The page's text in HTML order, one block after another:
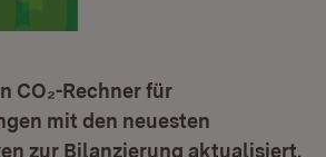
CO₂-Rechner für
mit den neuesten
zur Bilanzierung aktualisiert.